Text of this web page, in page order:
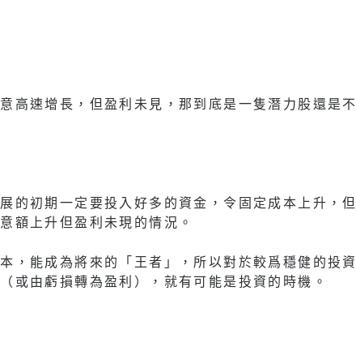
高速增長，但盈利未見，那到底是一隻潛力股還是不
的初期一定要投入好多的資金，令固定成本上升，但
額上升但盈利未現的情況。
，能成為將來的「王者」，所以對於較爲穩健的投資
或由虧損轉為盈利），就有可能是投資的時機。